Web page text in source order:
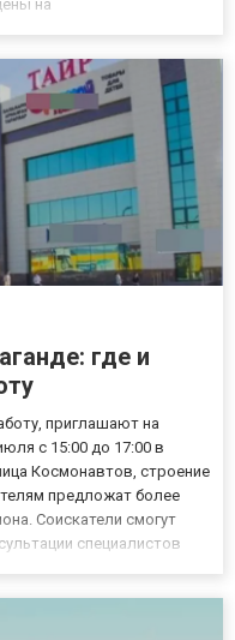
на
где и
приглашают на
с 15:00 до 17:00 в
Космонавтов, строение
предложат более
Соискатели смогут
специалистов